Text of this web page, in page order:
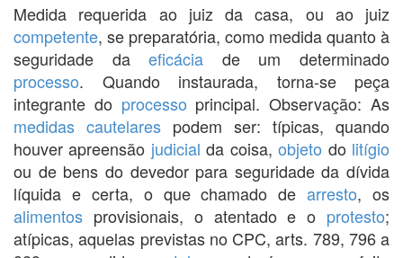
Medida requerida ao juiz da casa, ou ao juiz
competente, se preparatória, como medida quanto à
seguridade daeficácia de um determinado
processo. Quando instaurada, torna-se peça
integrante do processo principal. Observação: As
medidas cautelares podem ser: típicas, quando
houver apreensão judicial da coisa,objeto do litígio
ou de bens do devedor para seguridade da dívida
líquida e certa, o que chamado dearresto, os
alimentos provisionais, o atentado e o protesto;
atípicas, aquelas previstas no CPC, arts. 789, 796 a